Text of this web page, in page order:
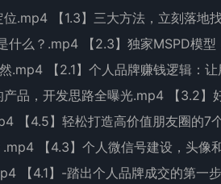
.mp4 【1.3】三大方法，立刻落地
什么？.mp4 【2.3】独家MSPD模
.mp4 【2.1】个人品牌赚钱逻辑：
品，开发思路全曝光.mp4 【3.2】
【4.5】轻松打造高价值朋友圈的7
【4.3】个人微信号建设，头像
【4.1】-踏出个人品牌成交的第一